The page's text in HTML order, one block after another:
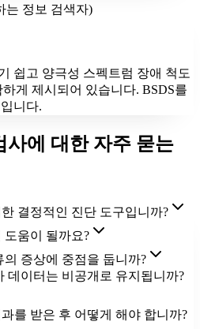
는 정보 검색자)
쉽고 양극성 스펙트럼 장애 척도
게 제시되어 있습니다. BSDS를
니다.
사에 대한 자주 묻는
결정적인 진단 도구입니까?
도움이 될까요?
증상에 중점을 둡니까?
데이터는 비공개로 유지됩니까?
를 받은 후 어떻게 해야 합니까?